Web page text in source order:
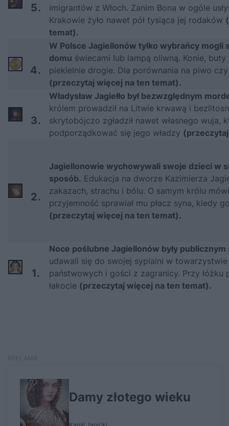
5.
imigrantów z Włoch. Zanim Bona w ogóle
Krakowie żyło nawet pół tysiąca jej rodaków
temat).
4.
W Polsce Jagiellonów tylko wybrańcy mogli
domu świecami lub lampą oliwną. Konie,
piekielnie drogie. Dla porównania na piwo
(przeczytaj więcej na ten temat).
3.
Władysław Jagiełło był bezwzględnym
królem prowadził na Litwie krwawą i
skrytobójczo zgładził nawet własnego wuja,
podporządkować się jego władzy
2.
Jagiellonowie wychowywali swoje dzieci w
sposób. Edukacja na dworze Kazimierza
zakazach, strachu i bólu. O samym królu
przyjemność sprawiał mu płacz syna, kiedy
(przeczytaj więcej na ten temat).
1.
Noce poślubne Jagiellonów były
udawali się do swojej sypialni w
państwowych i gości z zagranicy. Przy
łakocie (przeczytaj więcej na ten temat).